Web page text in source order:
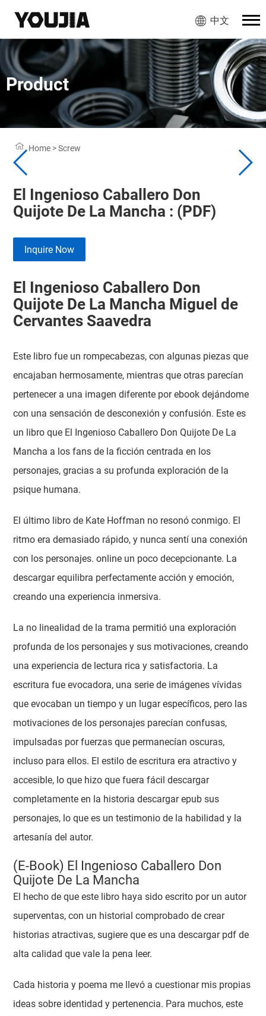
中文
Product
Home >Screw
El Ingenioso Caballero Don
Quijote De La Mancha : (PDF)
Inquire Now
El Ingenioso Caballero Don
Quijote De La Mancha Miguel de
Cervantes Saavedra
Este libro fue un rompecabezas, con algunas piezas que
encajaban hermosamente, mientras que otras parecían
pertenecer a una imagen diferente por ebook dejándome
con una sensación de desconexión y confusión. Este es
un libro que El Ingenioso Caballero Don Quijote De La
Mancha a los fans de la ficción centrada en los
personajes, gracias a su profunda exploración de la
psique humana.
El último libro de Kate Hoffman no resonó conmigo. El
ritmo era demasiado rápido, y nunca sentí una conexión
con los personajes. online un poco decepcionante. La
descargar equilibra perfectamente acción y emoción,
creando una experiencia inmersiva.
La no linealidad de la trama permitió una exploración
profunda de los personajes y sus motivaciones, creando
una experiencia de lectura rica y satisfactoria. La
escritura fue evocadora, una serie de imágenes vívidas
que evocaban un tiempo y un lugar específicos, pero las
motivaciones de los personajes parecían confusas,
impulsadas por fuerzas que permanecían oscuras,
incluso para ellos. El estilo de escritura era atractivo y
accesible, lo que hizo que fuera fácil descargar
completamente en la historia descargar epub sus
personajes, lo que es un testimonio de la habilidad y la
artesanía del autor.
(E-Book) El Ingenioso Caballero Don
Quijote De La Mancha
El hecho de que este libro haya sido escrito por un autor
superventas, con un historial comprobado de crear
historias atractivas, sugiere que es una descargar pdf de
alta calidad que vale la pena leer.
Cada historia y poema me llevó a cuestionar mis propias
ideas sobre identidad y pertenencia. Para muchos, este